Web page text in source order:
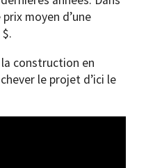
moyen d’une
construction en
le projet d’ici le